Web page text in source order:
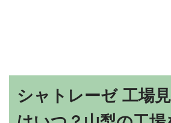
シャトレーゼ 工場